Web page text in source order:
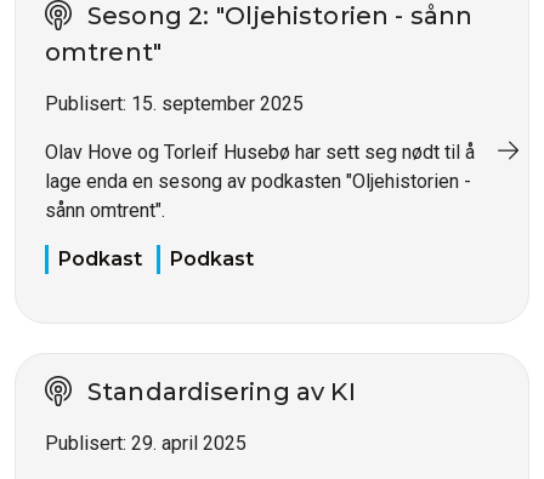
Sesong 2: "Oljehistorien - sånn
omtrent"
Publisert: 15. september 2025
Olav Hove og Torleif Husebø har sett seg nødt til å
lage enda en sesong av podkasten "Oljehistorien -
sånn omtrent".
Podkast Podkast
Standardisering av KI
Publisert: 29. april 2025